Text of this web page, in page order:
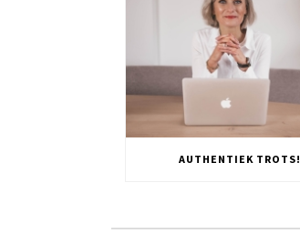
AUTHENTIEK TROTS!